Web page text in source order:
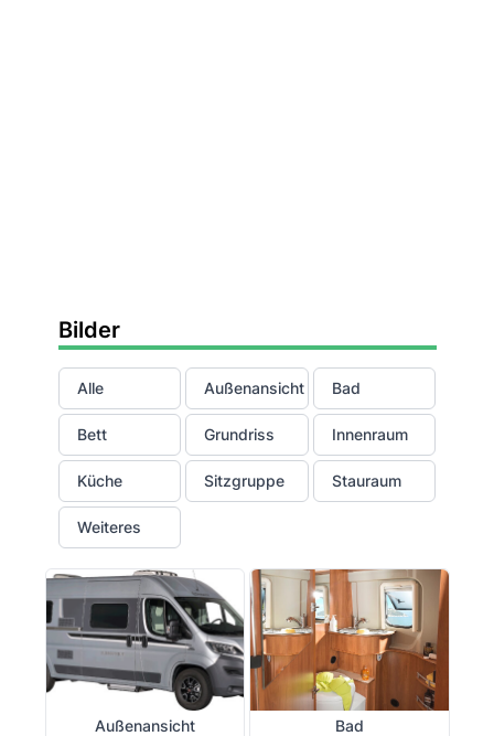
Bilder
Alle Außenansicht Bad
Bett Grundriss Innenraum
Küche Sitzgruppe Stauraum
Weiteres
Außenansicht Bad